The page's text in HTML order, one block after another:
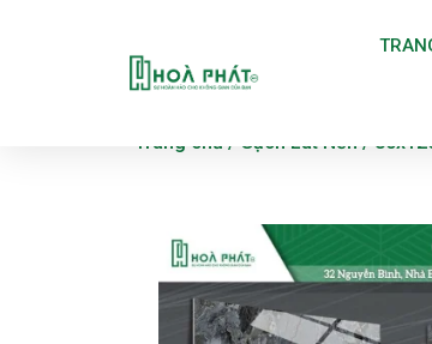
Trang chủ / Gạch Lát Nền /